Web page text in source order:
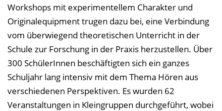
Workshops mit experimentellem Charakter und
Originalequipment trugen dazu bei, eine Verbindung
vom überwiegend theoretischen Unterricht in der
Schule zur Forschung in der Praxis herzustellen. Über
300 SchülerInnen beschäftigten sich ein ganzes
Schuljahr lang intensiv mit dem Thema Hören aus
verschiedenen Perspektiven. Es wurden 62
Veranstaltungen in Kleingruppen durchgeführt, wobei